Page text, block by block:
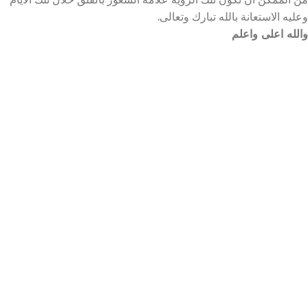
وعليه الاستعانة بالله تبارك وتعالى.
والله اعلى واعلم